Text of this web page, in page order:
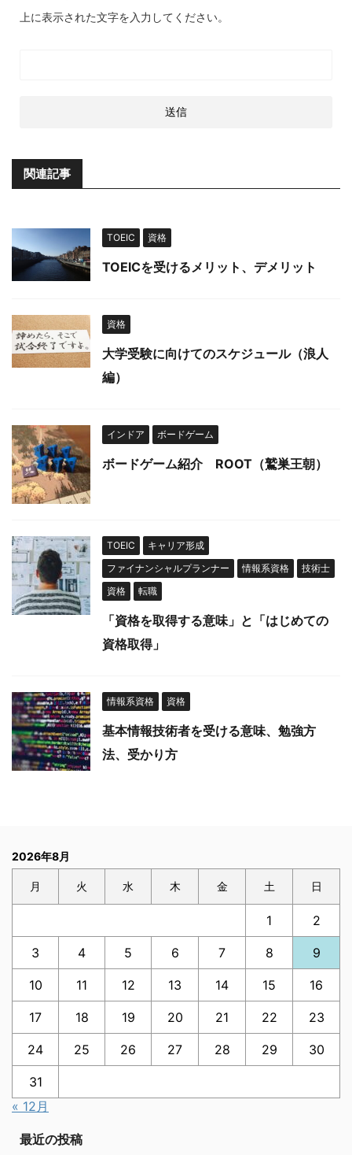
上に表示された文字を入力してください。
関連記事
TOEIC 資格
TOEICを受けるメリット、デメリット
資格
大学受験に向けてのスケジュール（浪人
編）
インドア ボードゲーム
ボードゲーム紹介 ROOT（鷲巣王朝）
TOEIC
キャリア形成
ファイナンシャルプランナー
情報系資格
技術士
資格
転職
「資格を取得する意味」と「はじめての
資格取得」
情報系資格 資格
基本情報技術者を受ける意味、勉強方
法、受かり方
2026年8月
月 火 水 木 金 土 日
1 2
3 4 5 6 7 8 9
10 11 12 13 14 15 16
17 18 19 20 21 22 23
24 25 26 27 28 29 30
31
« 12月
最近の投稿